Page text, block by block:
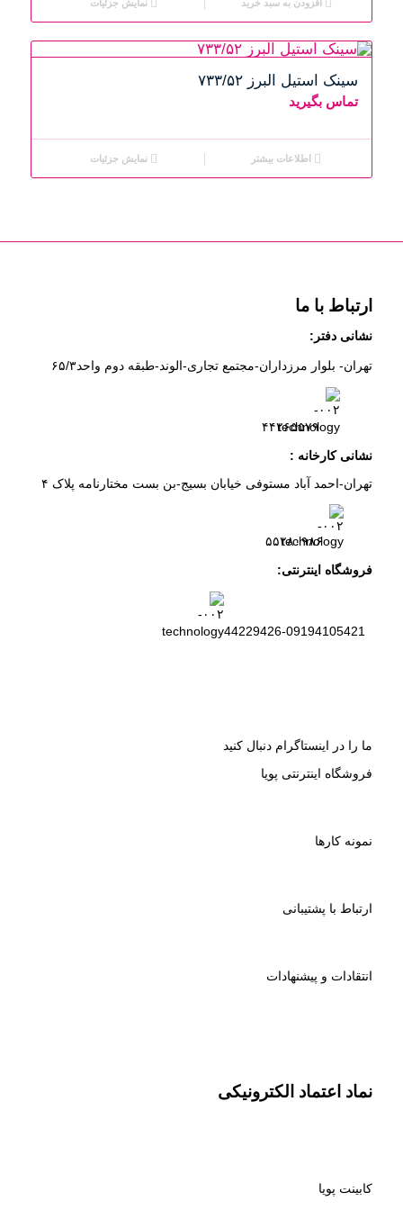
بود.
افزودن به سبد خرید نمایش جزئیات
سینک استیل البرز ۷۳۳/۵۲
تماس بگیرید
اطلاعات بیشتر نمایش جزئیات
ارتباط با ما
نشانی دفتر:
تهران- بلوار مرزداران-مجتمع تجاری-الوند-طبقه دوم واحد۶ ۵/۳
۴۴ ۲۶۵۵۷۹
نشانی کارخانه :
تهران-احمد آباد مستوفی خیابان بسیج-بن بست مختارنامه پلاک ۴
۵۵۲۸۰۹۸۶
فروشگاه اینترنتی:
44229426-09194105421
ما را در اینستاگرام دنبال کنید
فروشگاه اینترنتی پویا
نمونه کارها
ارتباط با پشتیبانی
انتقادات و پیشنهادات
نماد اعتماد الکترونیکی
کابینت پویا